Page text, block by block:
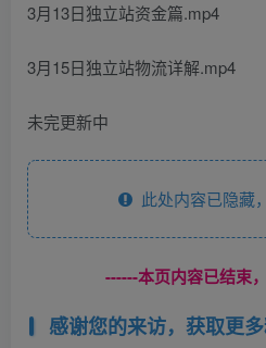
3月13日独立站资金篇.mp4
3月15日独立站物流详解.mp4
未完更新中
此处内容已隐藏
------本页内容已结束
感谢您的来访，获取更